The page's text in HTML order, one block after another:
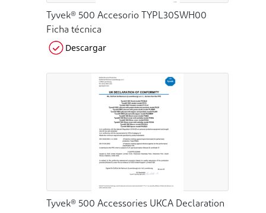
Tyvek® 500 Accesorio TYPL30SWH00
Ficha técnica
Descargar
Tyvek® 500 Accessories UKCA Declaration